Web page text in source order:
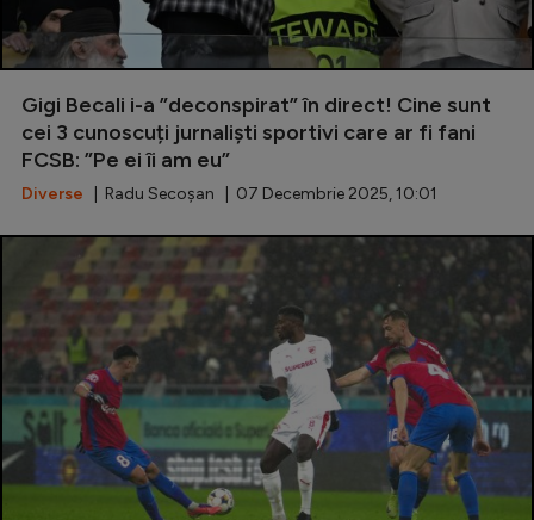
U21
Fotbal feminin
Special
Diverse
Inedit
Clasamente
Champions League
Europa League
Conference League
CM 2026
Gigi Becali i-a ”deconspirat” în direct! Cine sunt
cei 3 cunoscuți jurnaliști sportivi care ar fi fani
FCSB: ”Pe ei îi am eu”
Diverse | Radu Secoșan | 07 Decembrie 2025, 10:01